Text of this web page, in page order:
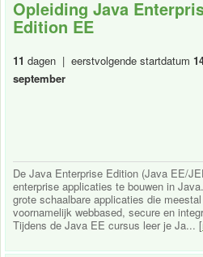
Opleiding Java
Edition EE
11 dagen | eerstvolgende startdatum
september
De Java Enterprise Edition (Java EE/
enterprise applicaties te bouwen in
grote schaalbare applicaties die
voornamelijk webbased, secure en
Tijdens de Java EE cursus leer je Ja... [